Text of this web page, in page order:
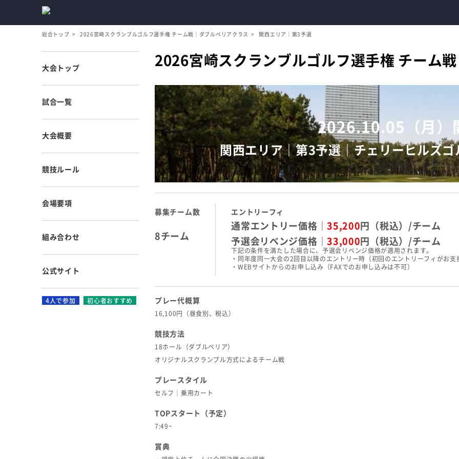
総合トップ 2026宮崎スクランブルゴルフ選手権 チーム戦｜ダブルペリアクラス 関西エリア｜第3予選
2026宮崎スクランブルゴルフ選手権 チーム
2026.10.05（月）
関西エリア｜第3予選｜チェリーヒルズ
募集チーム数
8チーム
エントリーフィ
通常エントリー価格｜ 35,200 円（税込）/チーム
予選会リベンジ価格｜ 33,000 円（税込）/チーム
下記の条件を満たした場合に、予選会リベンジ価格が適用されます。
・同年度同一大会の2回目以降のエントリー時（初回のエントリーフィがお支
・WEBサイトからのお申し込み（FAXでのお申し込みは不可）
プレー代概算
16,100円（昼食別、税込）
競技方法
18ホール（ダブルペリア）
オリジナルスクランブル方式によるチーム戦
プレースタイル
セルフ｜乗用カート
TOPスタート（予定）
7:49~
賞典
大会トップ
試合一覧
大会概要
競技ルール
会場要項
組み合わせ
公式サイト
4人で参加 初心者おすすめ